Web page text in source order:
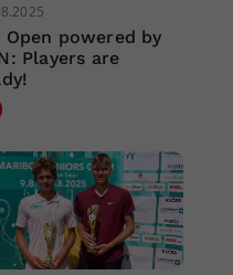
Open powered by
Players are